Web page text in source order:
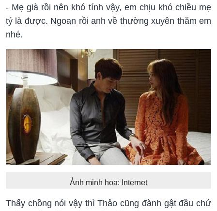
- Mẹ già rồi nên khó tính vậy, em chịu khó chiều mẹ
tý là được. Ngoan rồi anh về thường xuyên thăm em
nhé.
Ảnh minh họa: Internet
Thấy chồng nói vậy thì Thảo cũng đành gật đầu chứ